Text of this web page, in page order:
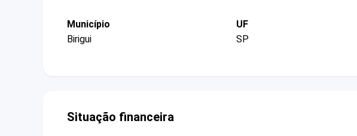
Município
Birigui
UF
SP
Situação financeira